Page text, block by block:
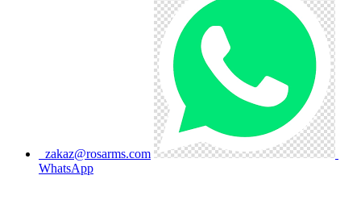
zakaz@rosarms.com
WhatsApp